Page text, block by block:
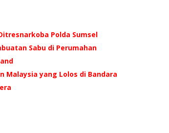
Polda Sumsel
Sabu di Perumahan
Malaysia yang Lolos di Bandara